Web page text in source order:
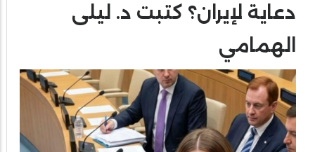
دعاية لإيران؟ كتبت د. ليلى
الهمامي